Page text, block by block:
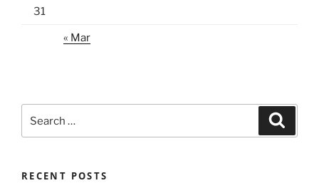
31
« Mar
for:
RECENT POSTS